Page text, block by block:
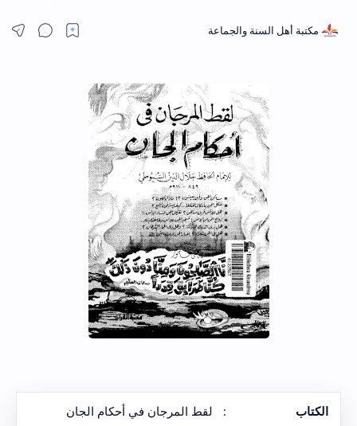
الكتاب : لقط المرجان في أحكام الجان